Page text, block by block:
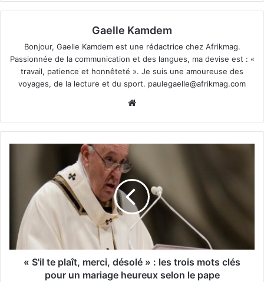
Gaelle Kamdem
Bonjour, Gaelle Kamdem est une rédactrice chez Afrikmag.
Passionnée de la communication et des langues, ma devise est : «
travail, patience et honnêteté ». Je suis une amoureuse des
voyages, de la lecture et du sport. paulegaelle@afrikmag.com
« S'il te plaît, merci, désolé » : les trois mots clés
pour un mariage heureux selon le pape